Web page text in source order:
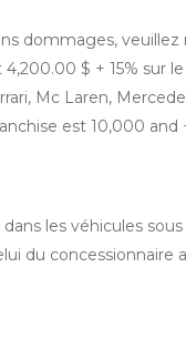
dommages,
4,200.00 $ + 15% sur
Mc Laren,
est 10,000 and
les véhicules
du concessionnaire